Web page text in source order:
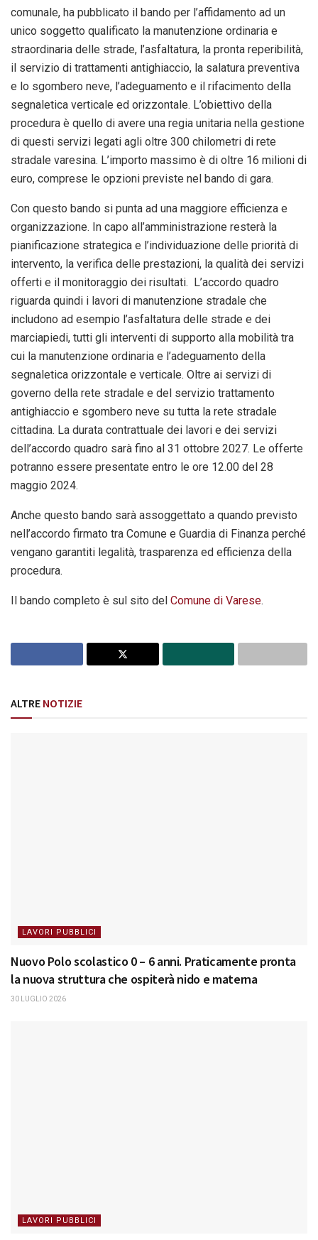
comunale, ha pubblicato il bando per l’affidamento ad un
unico soggetto qualificato la manutenzione ordinaria e
straordinaria delle strade, l’asfaltatura, la pronta reperibilità,
il servizio di trattamenti antighiaccio, la salatura preventiva
e lo sgombero neve, l’adeguamento e il rifacimento della
segnaletica verticale ed orizzontale. L’obiettivo della
procedura è quello di avere una regia unitaria nella gestione
di questi servizi legati agli oltre 300 chilometri di rete
stradale varesina. L’importo massimo è di oltre 16 milioni di
euro, comprese le opzioni previste nel bando di gara.
Con questo bando si punta ad una maggiore efficienza e
organizzazione. In capo all’amministrazione resterà la
pianificazione strategica e l’individuazione delle priorità di
intervento, la verifica delle prestazioni, la qualità dei servizi
offerti e il monitoraggio dei risultati. L’accordo quadro
riguarda quindi i lavori di manutenzione stradale che
includono ad esempio l’asfaltatura delle strade e dei
marciapiedi, tutti gli interventi di supporto alla mobilità tra
cui la manutenzione ordinaria e l’adeguamento della
segnaletica orizzontale e verticale. Oltre ai servizi di
governo della rete stradale e del servizio trattamento
antighiaccio e sgombero neve su tutta la rete stradale
cittadina. La durata contrattuale dei lavori e dei servizi
dell’accordo quadro sarà fino al 31 ottobre 2027. Le offerte
potranno essere presentate entro le ore 12.00 del 28
maggio 2024.
Anche questo bando sarà assoggettato a quando previsto
nell’accordo firmato tra Comune e Guardia di Finanza perché
vengano garantiti legalità, trasparenza ed efficienza della
procedura.
Il bando completo è sul sito del Comune di Varese.
ALTRE NOTIZIE
LAVORI PUBBLICI
Nuovo Polo scolastico 0 – 6 anni. Praticamente pronta
la nuova struttura che ospiterà nido e materna
30 LUGLIO 2026
LAVORI PUBBLICI